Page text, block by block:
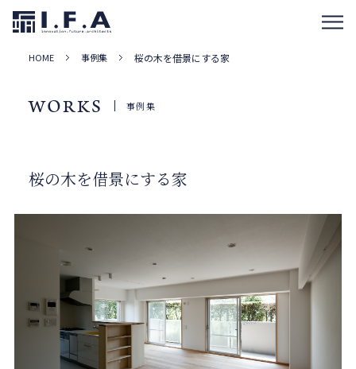
HOME 事例集 桜の木を借景にする家
WORKS 事例集
桜の木を借景にする家